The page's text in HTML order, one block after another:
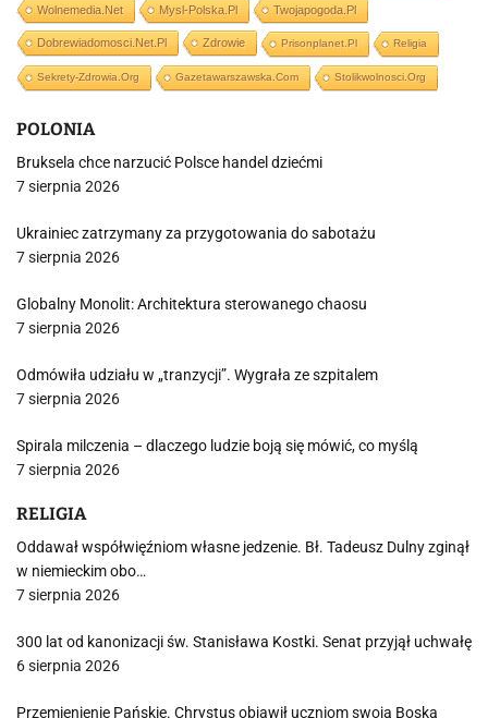
Wolnemedia.net Mysl-Polska.pl Twojapogoda.pl
Dobrewiadomosci.net.pl Zdrowie Prisonplanet.pl Religia
Sekrety-Zdrowia.org Gazetawarszawska.com Stolikwolnosci.org
POLONIA
Bruksela chce narzucić Polsce handel dziećmi
7 sierpnia 2026
Ukrainiec zatrzymany za przygotowania do sabotażu
7 sierpnia 2026
Globalny Monolit: Architektura sterowanego chaosu
7 sierpnia 2026
Odmówiła udziału w „tranzycji”. Wygrała ze szpitalem
7 sierpnia 2026
Spirala milczenia – dlaczego ludzie boją się mówić, co myślą
7 sierpnia 2026
RELIGIA
Oddawał współwięźniom własne jedzenie. Bł. Tadeusz Dulny zginął
w niemieckim obo…
7 sierpnia 2026
300 lat od kanonizacji św. Stanisława Kostki. Senat przyjął uchwałę
6 sierpnia 2026
Przemienienie Pańskie. Chrystus objawił uczniom swoją Boską